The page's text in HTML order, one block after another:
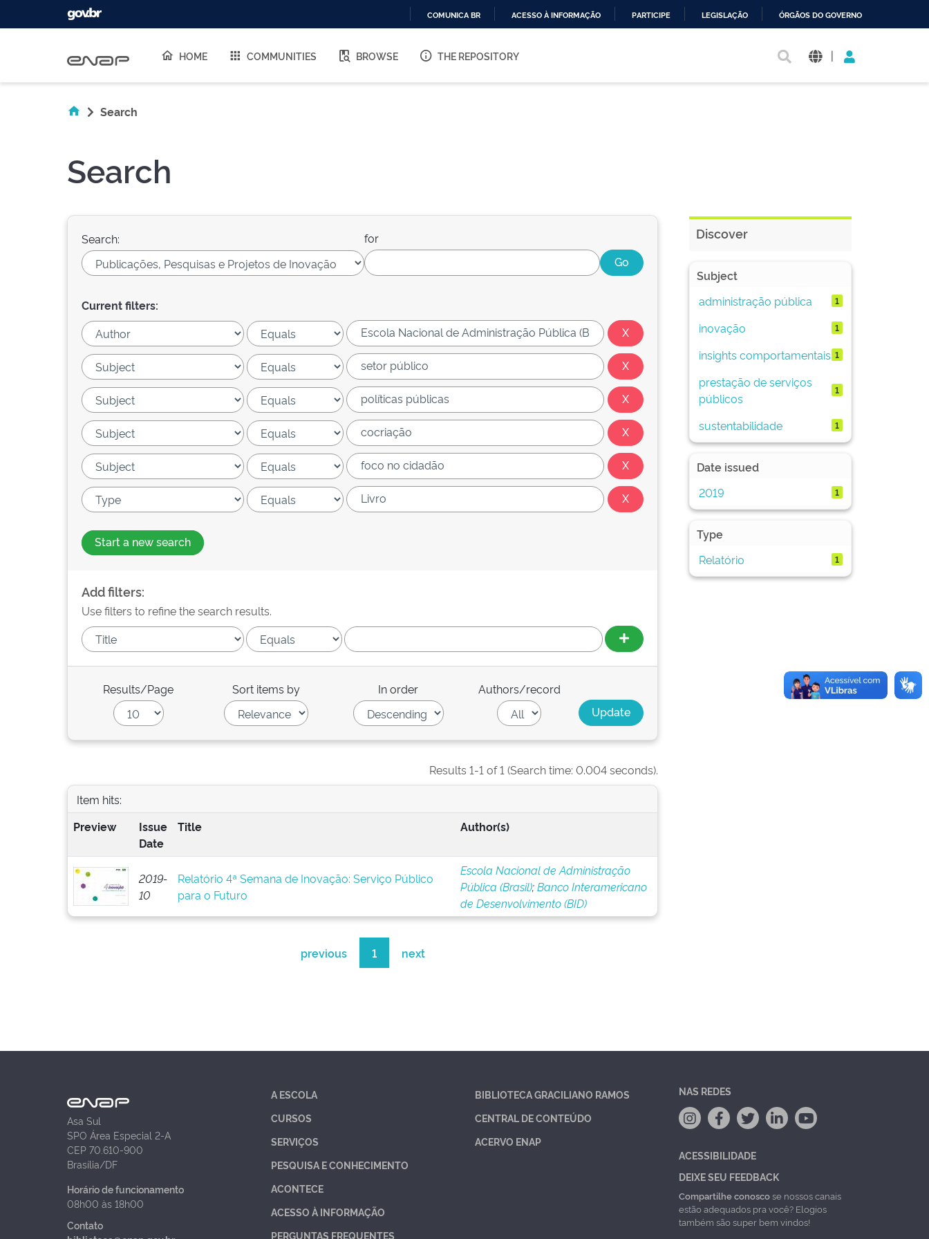
O
COMUNICA BR ACESSO À INFORMAÇÃO PARTICIPE LEGISLAÇÃO ÓRGÃOS DO GOVERNO
HOME COMMUNITIES BROWSE THE REPOSITORY |
Search
Search
Search: for
Current filters:
Start a new search
Add filters:
Use filters to refine the search results.
Results/Page Sort items by In order Authors/record
Results 1-1 of 1 (Search time: 0.004 seconds).
Item hits:
Preview
Issue
Date
Title Author(s)
2019-
10
Relatório 4ª Semana de Inovação: Serviço Público
para o Futuro
Escola Nacional de Administração
Pública (Brasil);Banco Interamericano
de Desenvolvimento (BID)
previous 1 next
Discover
Subject
administração pública
1
inovação 1
insights comportamentais 1
prestação de serviços
públicos
1
sustentabilidade 1
Date issued
2019
1
Type
Relatório
1
Asa Sul
SPO Área Especial 2-A
CEP 70.610-900
Brasília/DF
Horário de funcionamento
08h00 às 18h00
Contato
A ESCOLA
CURSOS
SERVIÇOS
PESQUISA E CONHECIMENTO
ACONTECE
ACESSO À INFORMAÇÃO
PERGUNTAS FREQUENTES
BIBLIOTECA GRACILIANO RAMOS
CENTRAL DE CONTEÚDO
ACERVO ENAP
NAS REDES
ACESSIBILIDADE
DEIXE SEU FEEDBACK
Compartilhe conoscose nossos canais
estão adequados pra você? Elogios
também são super bem vindos!